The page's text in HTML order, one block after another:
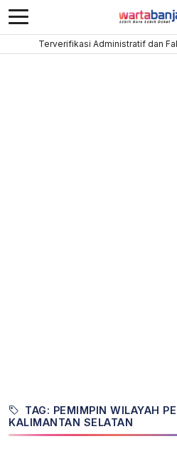
Terverifikasi Administratif dan
TAG: PEMIMPIN WILAYAH
KALIMANTAN SELATAN